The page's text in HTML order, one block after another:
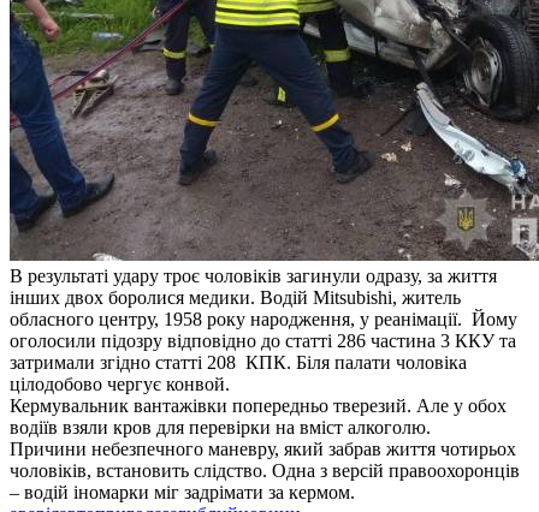
В результаті удару троє чоловіків загинули одразу, за життя
інших двох боролися медики. Водій Mitsubishi, житель
обласного центру, 1958 року народження, у реанімації. Йому
оголосили підозру відповідно до статті 286 частина 3 ККУ та
затримали згідно статті 208 КПК. Біля палати чоловіка
цілодобово чергує конвой.
Кермувальник вантажівки попередньо тверезий. Але у обох
водіїв взяли кров для перевірки на вміст алкоголю.
Причини небезпечного маневру, який забрав життя чотирьох
чоловіків, встановить слідство. Одна з версій правоохоронців
– водій іномарки міг задрімати за кермом.